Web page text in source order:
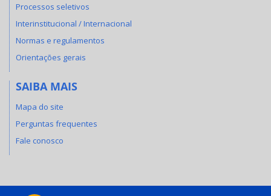
Processos seletivos
Interinstitucional / Internacional
Normas e regulamentos
Orientações gerais
SAIBA MAIS
Mapa do site
Perguntas frequentes
Fale conosco